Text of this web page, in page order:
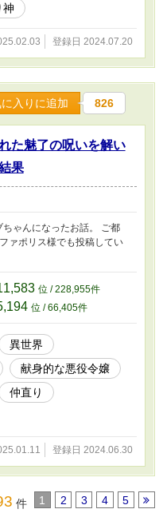
神
登録日 2024.07.20
入りに追加 826
た魅了の呪いを解い
果
ゃんになったお話。 ご都
ァポリス様でも投稿してい
位 / 228,955件
位 / 66,405件
異世界
献身的な悪役令嬢
仲直り
登録日 2024.06.30
件 1 2 3 4 5